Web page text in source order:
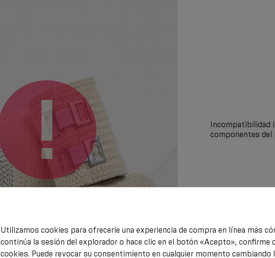
Incompatibilidad
componentes del
Utilizamos cookies para ofrecerle una experiencia de compra en línea más
continúa la sesión del explorador o hace clic en el botón «Acepto», confirme
cookies. Puede revocar su consentimiento en cualquier momento cambiando